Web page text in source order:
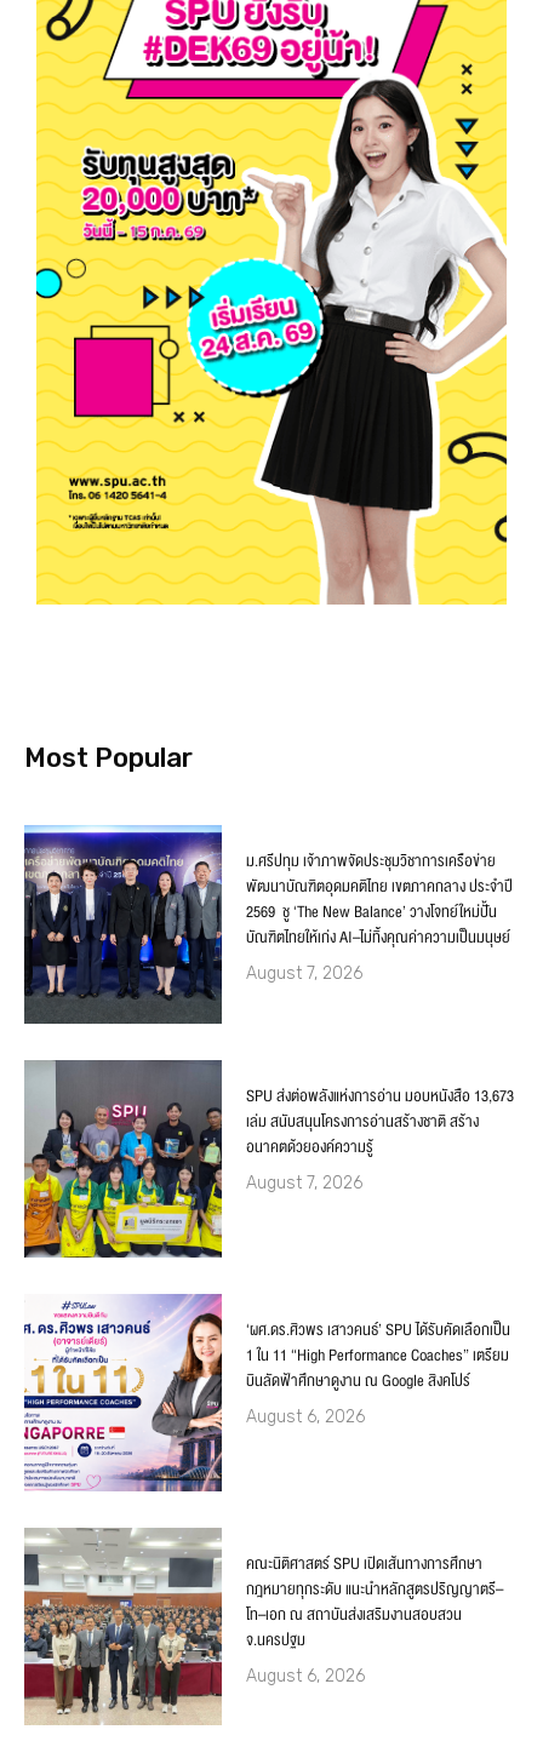
Most Popular
ม.ศรีปทุม เจ้าภาพจัดประชุมวิชาการเครือข่าย
พัฒนาบัณฑิตอุดมคติไทย เขตภาคกลาง ประจำปี
2569 ชู ‘The New Balance’ วางโจทย์ใหม่ปั้น
บัณฑิตไทยให้เก่ง AI–ไม่ทิ้งคุณค่าความเป็นมนุษย์
August 7, 2026
SPU ส่งต่อพลังแห่งการอ่าน มอบหนังสือ 13,673
เล่ม สนับสนุนโครงการอ่านสร้างชาติ สร้าง
อนาคตด้วยองค์ความรู้
August 7, 2026
‘ผศ.ดร.ศิวพร เสาวคนธ์’ SPU ได้รับคัดเลือกเป็น
1 ใน 11 “High Performance Coaches” เตรียม
บินลัดฟ้าศึกษาดูงาน ณ Google สิงคโปร์
August 6, 2026
คณะนิติศาสตร์ SPU เปิดเส้นทางการศึกษา
กฎหมายทุกระดับ แนะนำหลักสูตรปริญญาตรี–
โท–เอก ณ สถาบันส่งเสริมงานสอบสวน
จ.นครปฐม
August 6, 2026